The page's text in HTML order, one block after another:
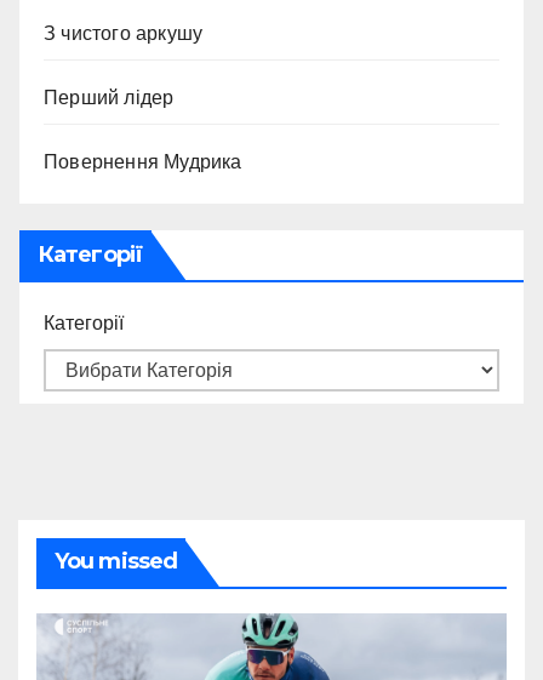
З чистого аркушу
Перший лідер
Повернення Мудрика
Категорії
Категорії
You missed